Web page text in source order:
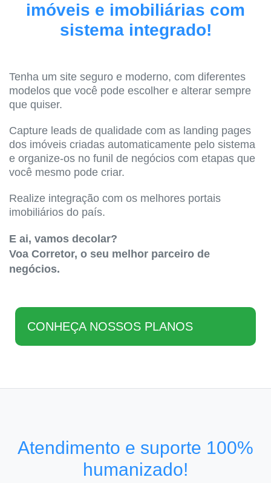
imóveis e imobiliárias com
sistema integrado!
Tenha um site seguro e moderno, com diferentes
modelos que você pode escolher e alterar sempre
que quiser.
Capture leads de qualidade com as landing pages
dos imóveis criadas automaticamente pelo sistema
e organize-os no funil de negócios com etapas que
você mesmo pode criar.
Realize integração com os melhores portais
imobiliários do país.
E ai, vamos decolar?
Voa Corretor, o seu melhor parceiro de
negócios.
CONHEÇA NOSSOS PLANOS
Atendimento e suporte 100%
humanizado!